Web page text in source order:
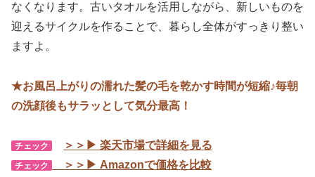
なくなります。古いタオルを活用しながら、新しいものを
迎えるサイクルを作ることで、暮らし全体がすっきり整い
ますよ。
★お風呂上がりの濡れた髪の毛を乾かす時間が短縮♪毎朝
の洗顔後もサラッとして気分最高！
チェック ＞＞▶ 楽天市場で詳細を見る
チェック ＞＞▶ Amazonで価格を比較